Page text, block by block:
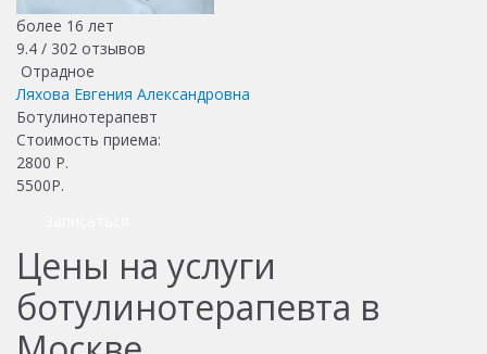
более 16 лет
9.4 / 302 отзывов
Отрадное
Ляхова Евгения Александровна
Ботулинотерапевт
Стоимость приема:
2800 Р.
5500Р.
Цены на услуги
ботулинотерапевта в